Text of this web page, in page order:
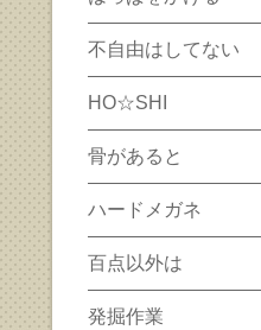
不自由はしてない
HO☆SHI
骨があると
ハードメガネ
百点以外は
発掘作業